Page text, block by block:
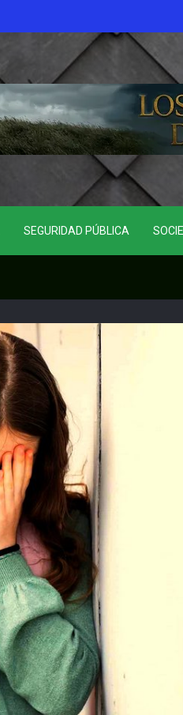
SEGURIDAD PÚBLICA